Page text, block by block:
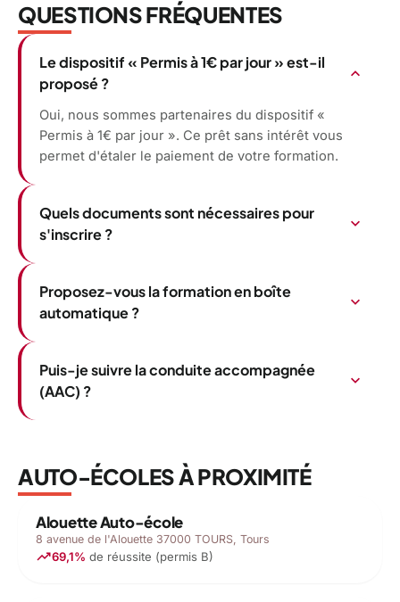
QUESTIONS FRÉQUENTES
Le dispositif « Permis à 1€ par jour » est-il
proposé ?
expand_more
Oui, nous sommes partenaires du dispositif «
Permis à 1€ par jour ». Ce prêt sans intérêt vous
permet d'étaler le paiement de votre formation.
Quels documents sont nécessaires pour
s'inscrire ?
expand_more
Proposez-vous la formation en boîte
automatique ?
expand_more
Puis-je suivre la conduite accompagnée
(AAC) ?
expand_more
AUTO-ÉCOLES À PROXIMITÉ
Alouette Auto-école
8 avenue de l'Alouette 37000 TOURS, Tours
trending_up69,1% de réussite (permis B)